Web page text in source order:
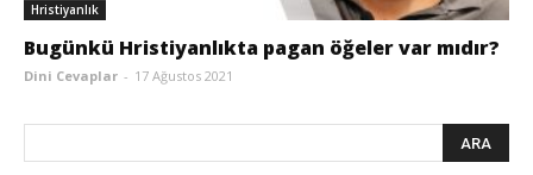
Hristiyanlık
Bugünkü Hristiyanlıkta pagan öğeler var mıdır?
Dini Cevaplar - 17 Ağustos 2021